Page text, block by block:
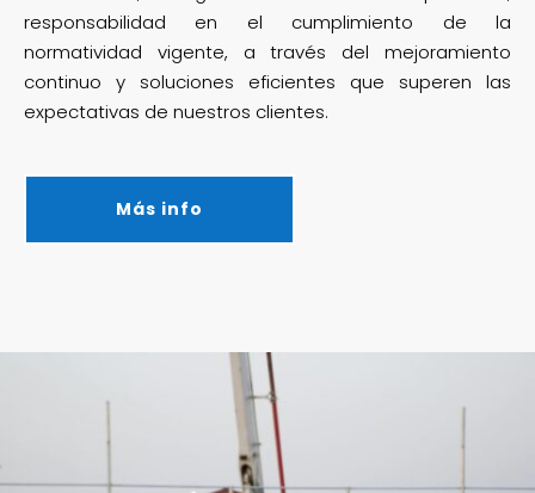
responsabilidad en el cumplimiento de la
normatividad vigente, a través del mejoramiento
continuo y soluciones eficientes que superen las
expectativas de nuestros clientes.
Más info